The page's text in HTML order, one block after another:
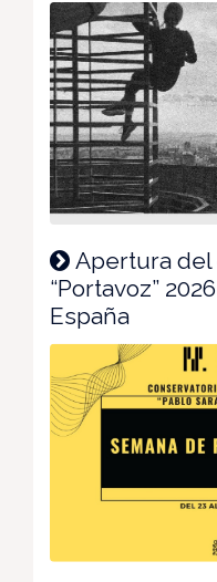
Apertura
“Portavoz”
España